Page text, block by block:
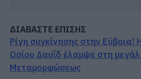
ΔΙΑΒΑΣΤΕ ΕΠΙΣΗΣ
Ρίγη συγκίνησης στην Εύβοια!
Οσίου Δαυΐδ έλαμψε στη
Μεταμορφώσεως